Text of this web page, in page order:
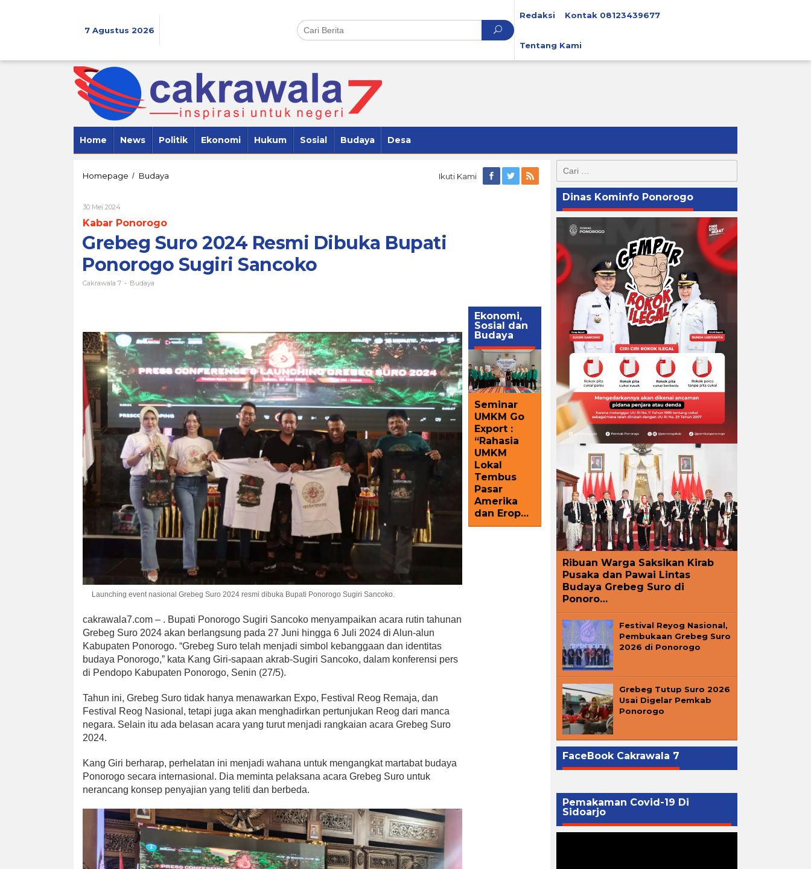
7 Agustus 2026
Redaksi Kontak 08123439677
Tentang Kami
Home News Politik Ekonomi Hukum Sosial Budaya Desa
Homepage / Budaya
Ponorogo
Sugiri
Sancoko
Ikuti Kami
30 Mei 2024Oleh
7
Kabar Ponorogo
Grebeg Suro 2024 Resmi Dibuka Bupati
Ponorogo Sugiri Sancoko
Cakrawala 7 - Budaya
Launching event nasional Grebeg Suro 2024 resmi dibuka Bupati Ponorogo Sugiri Sancoko.
cakrawala7.com – . Bupati Ponorogo Sugiri Sancoko menyampaikan acara rutin tahunan
Grebeg Suro 2024 akan berlangsung pada 27 Juni hingga 6 Juli 2024 di Alun-alun
Kabupaten Ponorogo. “Grebeg Suro telah menjadi simbol kebanggaan dan identitas
budaya Ponorogo,” kata Kang Giri-sapaan akrab-Sugiri Sancoko, dalam konferensi pers
di Pendopo Kabupaten Ponorogo, Senin (27/5).
Tahun ini, Grebeg Suro tidak hanya menawarkan Expo, Festival Reog Remaja, dan
Festival Reog Nasional, tetapi juga akan menghadirkan pertunjukan Reog dari manca
negara. Selain itu ada belasan acara yang turut menjadi rangkaian acara Grebeg Suro
2024.
Kang Giri berharap, perhelatan ini menjadi wahana untuk mengangkat martabat budaya
Ponorogo secara internasional. Dia meminta pelaksana acara Grebeg Suro untuk
nerancang konsep penyajian yang teliti dan berbeda.
Ekonomi,
Sosial dan
Budaya
Seminar
UMKM Go
Export :
“Rahasia
UMKM
Lokal
Tembus
Pasar
Amerika
dan Erop…
untuk:
Dinas Kominfo Ponorogo
Ribuan Warga Saksikan Kirab
Pusaka dan Pawai Lintas
Budaya Grebeg Suro di
Ponoro…
Festival Reyog Nasional,
Pembukaan Grebeg Suro
2026 di Ponorogo
Grebeg Tutup Suro 2026
Usai Digelar Pemkab
Ponorogo
FaceBook Cakrawala 7
Pemakaman Covid-19 Di
Sidoarjo